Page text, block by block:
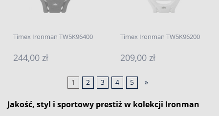
Timex Ironman TW5K96400
244,00 zł
Timex Ironman TW5K96200
209,00 zł
1 2 3 4 5 »
Jakość, styl i sportowy prestiż w kolekcji Ironman